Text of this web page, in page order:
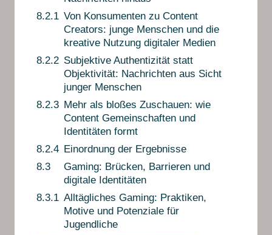
8.2.1 Von Konsumenten zu Content
Creators: junge Menschen und die
kreative Nutzung digitaler Medien
8.2.2 Subjektive Authentizität statt
Objektivität: Nachrichten aus Sicht
junger Menschen
8.2.3 Mehr als bloßes Zuschauen: wie
Content Gemeinschaften und
Identitäten formt
8.2.4 Einordnung der Ergebnisse
8.3
Gaming: Brücken, Barrieren und
digitale Identitäten
8.3.1 Alltägliches Gaming: Praktiken,
Motive und Potenziale für
Jugendliche